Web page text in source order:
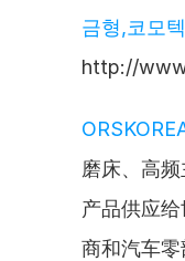
금형,코모텍
http://
磨床、高
产品供应
商和汽车零